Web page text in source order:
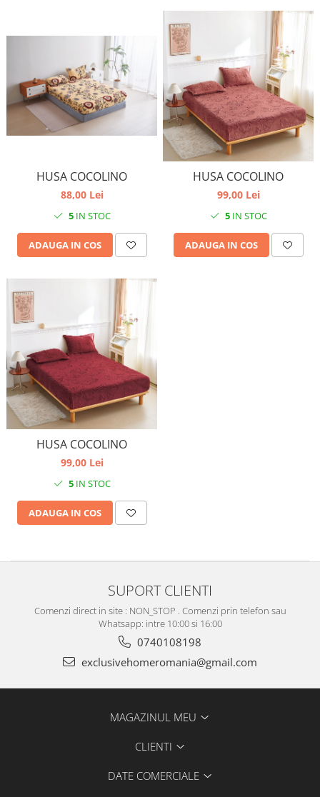
HUSA COCOLINO
88,00 Lei
5IN STOC
ADAUGA IN COS
HUSA COCOLINO
99,00 Lei
5IN STOC
ADAUGA IN COS
HUSA COCOLINO
99,00 Lei
5IN STOC
ADAUGA IN COS
SUPORT CLIENTI
Comenzi direct in site : NON_STOP . Comenzi prin telefon sau
Whatsapp: intre 10:00 si 16:00
0740108198
exclusivehomeromania@gmail.com
MAGAZINUL MEU
CLIENTI
DATE COMERCIALE